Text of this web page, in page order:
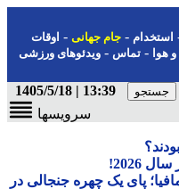
- جام جهانی-اوقات
-تماس-ویدئوهای ورزشی
13:39 | 1405/5/18
سرویسها
پای یک چهره جنجالی در